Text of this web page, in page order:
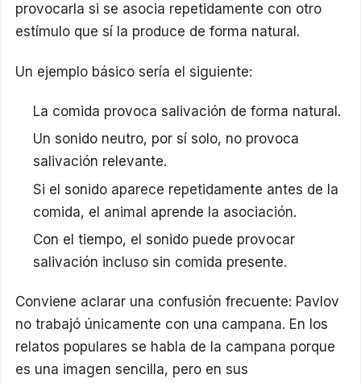
provocarla si se asocia repetidamente con otro
estímulo que sí la produce de forma natural.
Un ejemplo básico sería el siguiente:
La comida provoca salivación de forma natural.
Un sonido neutro, por sí solo, no provoca
salivación relevante.
Si el sonido aparece repetidamente antes de la
comida, el animal aprende la asociación.
Con el tiempo, el sonido puede provocar
salivación incluso sin comida presente.
Conviene aclarar una confusión frecuente: Pavlov
no trabajó únicamente con una campana. En los
relatos populares se habla de la campana porque
es una imagen sencilla, pero en sus